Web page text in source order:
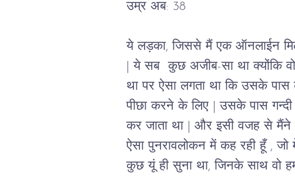
उम्र अब: 38
ये लड़का, जिससे मैं एक ऑनलाईन
| ये सब  कुछ अजीब-सा था क्योंकि
था पर ऐसा लगता था कि उसके
पीछा करने के लिए | उसके पास
कर जाता था | और इसी वजह से मैंने
ऐसा पुनरावलोकन में कह रही हूँ ,
कुछ यूं ही सुना था, जिनके साथ वो